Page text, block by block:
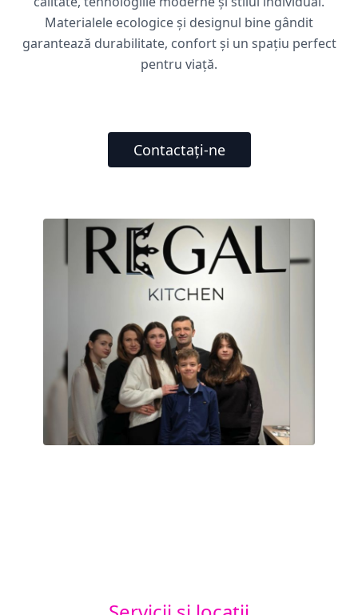
Materialele ecologice și designul bine gândit
garantează durabilitate, confort și un spațiu perfect
pentru viață.
Contactați-ne